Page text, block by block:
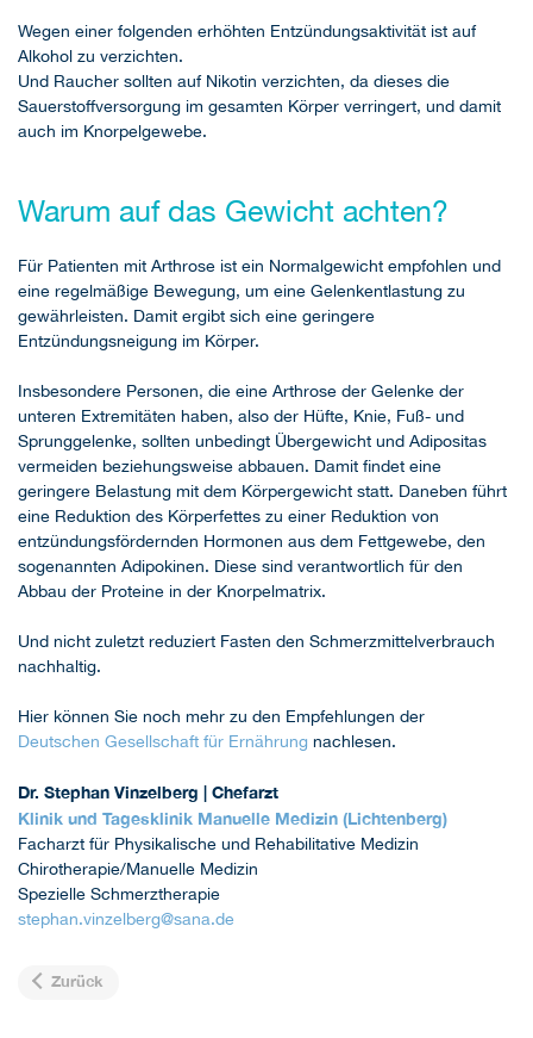
Wegen einer folgenden erhöhten Entzündungsaktivität ist auf
Alkohol zu verzichten.
Und Raucher sollten auf Nikotin verzichten, da dieses die
Sauerstoffversorgung im gesamten Körper verringert, und damit
auch im Knorpelgewebe.
Warum auf das Gewicht achten?
Für Patienten mit Arthrose ist ein Normalgewicht empfohlen und
eine regelmäßige Bewegung, um eine Gelenkentlastung zu
gewährleisten. Damit ergibt sich eine geringere
Entzündungsneigung im Körper.
Insbesondere Personen, die eine Arthrose der Gelenke der
unteren Extremitäten haben, also der Hüfte, Knie, Fuß- und
Sprunggelenke, sollten unbedingt Übergewicht und Adipositas
vermeiden beziehungsweise abbauen. Damit findet eine
geringere Belastung mit dem Körpergewicht statt. Daneben führt
eine Reduktion des Körperfettes zu einer Reduktion von
entzündungsfördernden Hormonen aus dem Fettgewebe, den
sogenannten Adipokinen. Diese sind verantwortlich für den
Abbau der Proteine in der Knorpelmatrix.
Und nicht zuletzt reduziert Fasten den Schmerzmittelverbrauch
nachhaltig.
Hier können Sie noch mehr zu den Empfehlungen der
Deutschen Gesellschaft für Ernährung nachlesen.
Dr. Stephan Vinzelberg | Chefarzt
Klinik und Tagesklinik Manuelle Medizin (Lichtenberg)
Facharzt für Physikalische und Rehabilitative Medizin
Chirotherapie/Manuelle Medizin
Spezielle Schmerztherapie
stephan.vinzelberg@sana.de
Zurück